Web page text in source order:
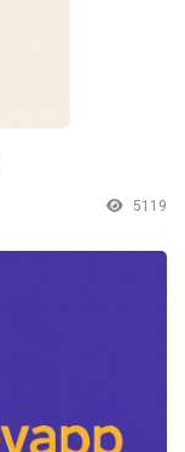
5119